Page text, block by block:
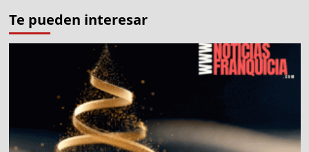
Te pueden interesar